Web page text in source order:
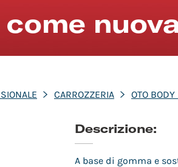
CARROZZERIA OTO
Descrizione:
A base di gomma e